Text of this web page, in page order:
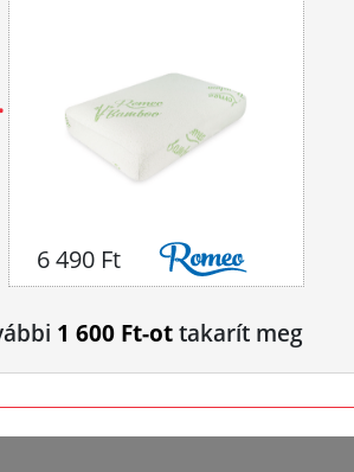
6 490 Ft
1 600 Ft-ottakarít meg